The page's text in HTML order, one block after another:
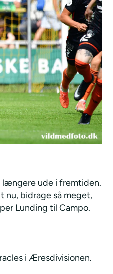
længere ude i fremtiden.
nu, bidrage så meget,
Lunding til Campo.
i Æresdivisionen.